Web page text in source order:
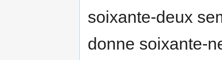
soixante-deux
donne soixante-